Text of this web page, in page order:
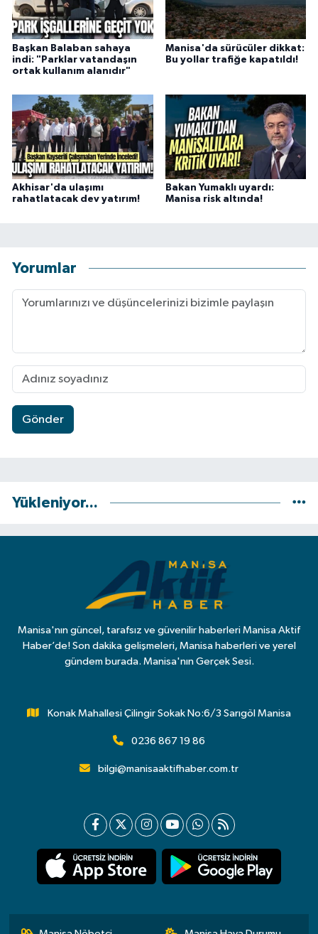
Başkan Balaban sahaya
indi: "Parklar vatandaşın
ortak kullanım alanıdır"
Manisa'da sürücüler dikkat:
Bu yollar trafiğe kapatıldı!
Akhisar'da ulaşımı
rahatlatacak dev yatırım!
Bakan Yumaklı uyardı:
Manisa risk altında!
Yorumlar
Gönder
Yükleniyor...
Manisa'nın güncel, tarafsız ve güvenilir haberleri Manisa Aktif
Haber’de! Son dakika gelişmeleri, Manisa haberleri ve yerel
gündem burada. Manisa'nın Gerçek Sesi.
Konak Mahallesi Çilingir Sokak No:6/3 Sarıgöl Manisa
0236 867 19 86
bilgi@manisaaktifhaber.com.tr